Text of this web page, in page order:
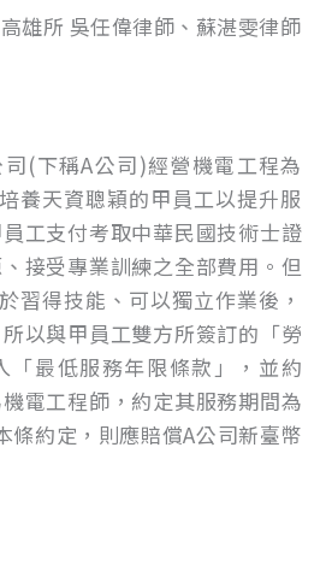
雄所 吳任偉律師、蘇湛雯律師
(下稱A公司)經營機電工程為
養天資聰穎的甲員工以提升服
工支付考取中華民國技術士證
接受專業訓練之全部費用。但
習得技能、可以獨立作業後，
以與甲員工雙方所簽訂的「勞
「最低服務年限條款」，並約
電工程師，約定其服務期間為
條約定，則應賠償A公司新臺幣